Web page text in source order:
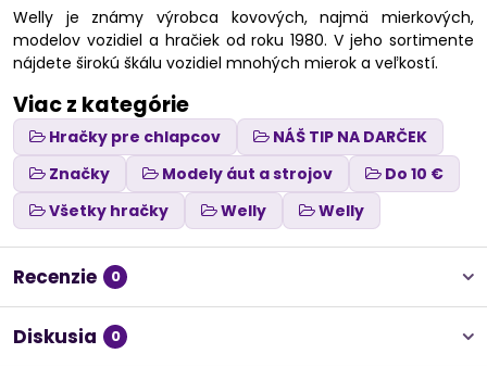
Welly je známy výrobca kovových, najmä mierkových,
modelov vozidiel a hračiek od roku 1980. V jeho sortimente
nájdete širokú škálu vozidiel mnohých mierok a veľkostí.
Viac z kategórie
Hračky pre chlapcov
NÁŠ TIP NA DARČEK
Značky
Modely áut a strojov
Do 10 €
Všetky hračky
Welly Welly
Recenzie 0
Diskusia 0